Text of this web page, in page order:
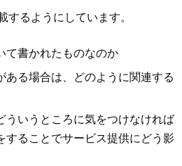
るようにしています。
て書かれたものなのか
ある場合は、どのように関連する
ういうところに気をつけなければ
することでサービス提供にどう影